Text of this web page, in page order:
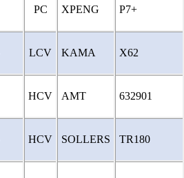
PC XPENG P7+
LCV KAMA X62
HCV AMT 632901
HCV SOLLERS TR180